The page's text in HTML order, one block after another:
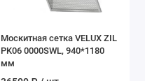
Москитная сетка VELUX ZIL
PK06 0000SWL, 940*1180
мм